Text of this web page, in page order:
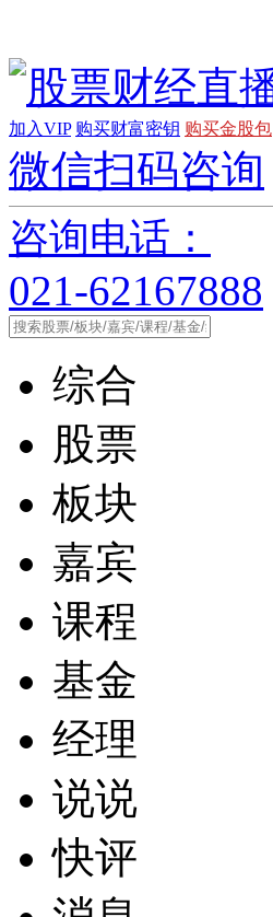
加入VIP 购买财富密钥 购买金股包
微信扫码咨询
咨询电话：
021-62167888
综合
股票
板块
嘉宾
课程
基金
经理
说说
快评